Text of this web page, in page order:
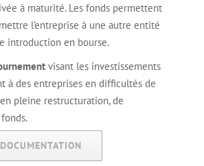
à maturité. Les fonds permettent
l’entreprise à une autre entité
introduction en bourse.
visant les investissements
à des entreprises en difficultés de
pleine restructuration, de
DOCUMENTATION